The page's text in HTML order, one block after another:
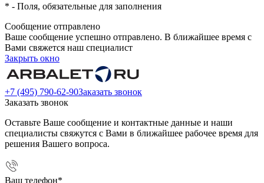
* - Поля, обязательные для заполнения
Сообщение отправлено
Ваше сообщение успешно отправлено. В ближайшее время с
Вами свяжется наш специалист
Закрыть окно
+7 (495) 790-62-90Заказать звонок
Заказать звонок
Оставьте Ваше сообщение и контактные данные и наши
специалисты свяжутся с Вами в ближайшее рабочее время для
решения Вашего вопроса.
Ваш телефон*